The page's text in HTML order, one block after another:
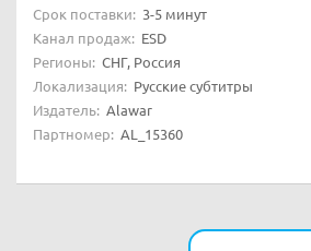
Срок поставки: 3-5 минут
Канал продаж: ESD
Регионы: СНГ, Россия
Локализация: Русские субтитры
Издатель: Alawar
Партномер: AL_15360